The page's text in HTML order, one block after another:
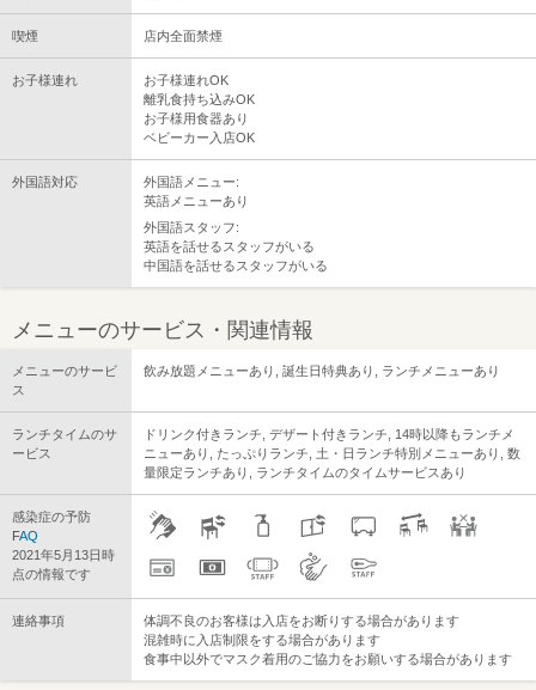
喫煙 店内全面禁煙
お子様連れ
お子様連れOK
離乳食持ち込みOK
お子様用食器あり
ベビーカー入店OK
外国語対応
外国語メニュー:
英語メニューあり
外国語スタッフ:
英語を話せるスタッフがいる
中国語を話せるスタッフがいる
メニューのサービス・関連情報
メニューのサービ
ス
飲み放題メニューあり, 誕生日特典あり, ランチメニューあり
ランチタイムのサ
ービス
ドリンク付きランチ, デザート付きランチ, 14時以降もランチメ
ニューあり, たっぷりランチ, 土・日ランチ特別メニューあり, 数
量限定ランチあり, ランチタイムのタイムサービスあり
感染症の予防
FAQ
2021年5月13日時
点の情報です
連絡事項
体調不良のお客様は入店をお断りする場合があります
混雑時に入店制限をする場合があります
食事中以外でマスク着用のご協力をお願いする場合があります